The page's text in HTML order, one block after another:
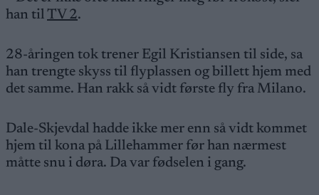
han til TV 2.
28-åringen tok trener Egil Kristiansen til side, sa
han trengte skyss til flyplassen og billett hjem med
det samme. Han rakk så vidt første fly fra Milano.
Dale-Skjevdal hadde ikke mer enn så vidt kommet
hjem til kona på Lillehammer før han nærmest
måtte snu i døra. Da var fødselen i gang.